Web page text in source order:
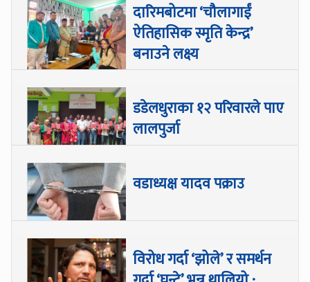
दारिमबोटमा ‘चौलागाईं
ऐतिहासिक स्मृति केन्द्र’
बनाउने लक्ष्य
डडेलधुराका १२ परिवारले पाए
लालपुर्जा
वडाध्यक्ष यादव पक्राउ
विरोध गर्दा ‘झोले’ र समर्थन